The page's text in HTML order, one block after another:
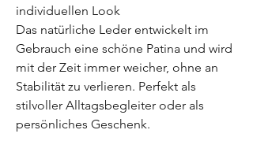
individuellen Look
Das natürliche Leder entwickelt im
Gebrauch eine schöne Patina und wird
mit der Zeit immer weicher, ohne an
Stabilität zu verlieren. Perfekt als
stilvoller Alltagsbegleiter oder als
persönliches Geschenk.